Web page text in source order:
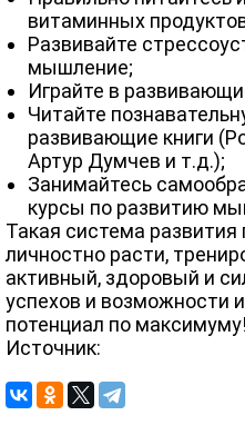
витаминных
Развивайте
мышление;
Играйте в
Читайте
развивающие книги
Артур Думчев и т.д.);
Занимайтесь
курсы по развитию
Такая система
личностно расти,
активный, здоровый и
успехов и возможности
потенциал по максимуму!
Источник: